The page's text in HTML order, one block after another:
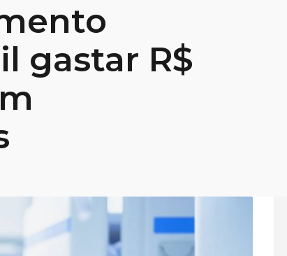
gastar R$